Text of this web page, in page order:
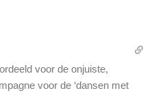
voor de onjuiste,
voor de ‘dansen met